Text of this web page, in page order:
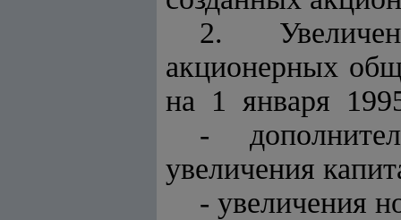
2.
акционерных
на 1 января
-
увеличения
- увеличения